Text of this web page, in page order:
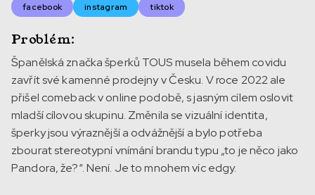
facebook
instagram tiktok
Problém:
Španělská značka šperků TOUS musela během covidu
zavřít své kamenné prodejny v Česku. V roce 2022 ale
přišel comeback v online podobě, s jasným cílem oslovit
mladší cílovou skupinu. Změnila se vizuální identita,
šperky jsou výraznější a odvážnější a bylo potřeba
zbourat stereotypní vnímání brandu typu „to je něco jako
Pandora, že?“. Není. Je to mnohem víc edgy.